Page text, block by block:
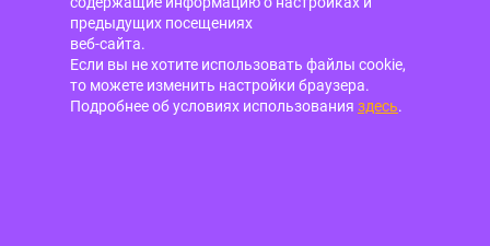
предыдущих посещениях
веб-сайта.
Если вы не хотите использовать файлы cookie,
то можете изменить настройки браузера.
Подробнее об условиях использования здесь.